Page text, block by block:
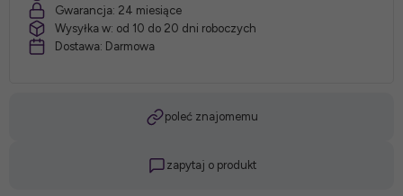
Gwarancja: 24 miesiące
Wysyłka w: od 10 do 20 dni roboczych
Dostawa: Darmowa
poleć znajomemu
zapytaj o produkt